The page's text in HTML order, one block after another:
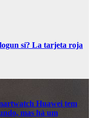
sí? La tarjeta roja
Huawei tem
mas há um